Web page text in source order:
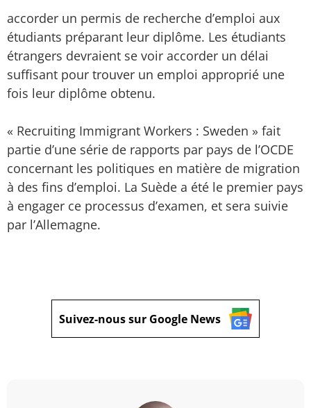
accorder un permis de recherche d’emploi aux
étudiants préparant leur diplôme. Les étudiants
étrangers devraient se voir accorder un délai
suffisant pour trouver un emploi approprié une
fois leur diplôme obtenu.
« Recruiting Immigrant Workers : Sweden » fait
partie d’une série de rapports par pays de l’OCDE
concernant les politiques en matière de migration
à des fins d’emploi. La Suède a été le premier pays
à engager ce processus d’examen, et sera suivie
par l’Allemagne.
Suivez-nous sur Google News